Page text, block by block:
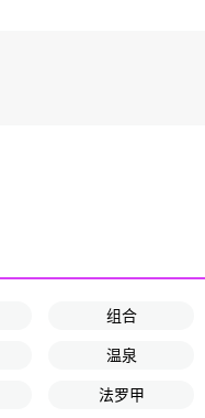
组合
温泉
法罗甲